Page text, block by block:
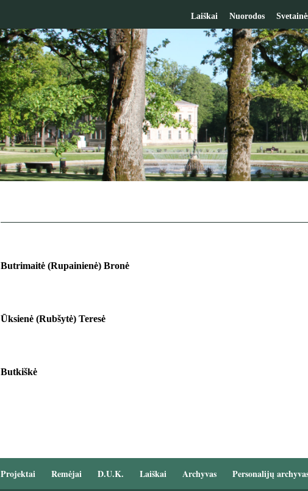
Laiškai Nuorodos
Butrimaitė (Rupainienė) Bronė
Ūksienė (Rubšytė) Teresė
Butkiškė
Projektai Remėjai D.U.K. Laiškai Archyvas Personalijų